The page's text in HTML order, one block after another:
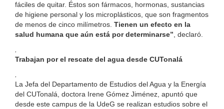
fáciles de quitar. Éstos son fármacos, hormonas, sustancias
de higiene personal y los microplásticos, que son fragmentos
de menos de cinco milímetros. Tienen un efecto en la
salud humana que aún está por determinarse”, declaró.
,
Trabajan por el rescate del agua desde CUTonalá
,
La Jefa del Departamento de Estudios del Agua y la Energía
del CUTonalá, doctora Irene Gómez Jiménez, apuntó que
desde este campus de la UdeG se realizan estudios sobre el